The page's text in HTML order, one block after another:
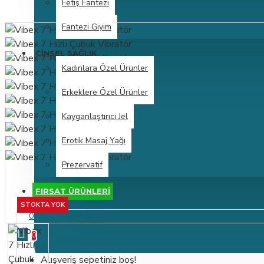
Fetiş Fantezi
Fantezi Giyim
CINSEL SAĞLIK
Kadınlara Özel Ürünler
Erkeklere Özel Ürünler
Kayganlaştırıcı Jel
Erotik Masaj Yağı
Prezervatif
FIRSAT ÜRÜNLERİ
0 ürün - 0,00TL
0
Alışveriş sepetiniz boş!
STOKTA YOK